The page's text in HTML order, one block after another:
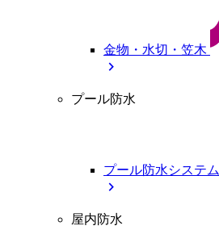
金物・水切・笠木
chevron_right
プール防水
プール防水システム
chevron_right
屋内防水